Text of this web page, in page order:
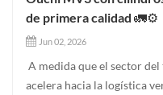
de primera calidad 🚛⚙️
Jun 02, 2026
A medida que el sector
acelera hacia la logística